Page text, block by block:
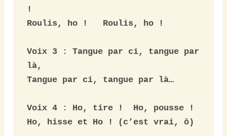
!
Roulis, ho !   Roulis, ho !
Voix 3 : Tangue par ci, tangue par
là,
Tangue par ci, tangue par là…
Voix 4 : Ho, tire !  Ho, pousse !